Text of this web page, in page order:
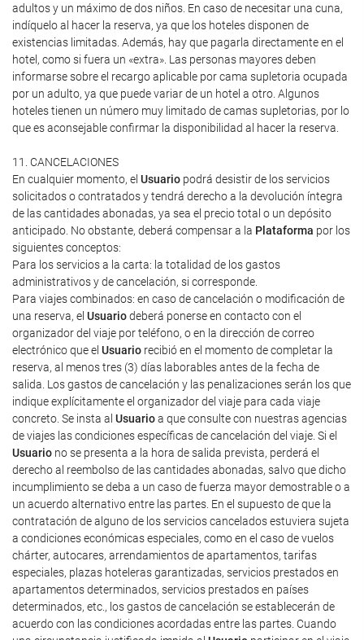
adultos y un máximo de dos niños. En caso de necesitar una cuna,
indíquelo al hacer la reserva, ya que los hoteles disponen de
existencias limitadas. Además, hay que pagarla directamente en el
hotel, como si fuera un «extra». Las personas mayores deben
informarse sobre el recargo aplicable por cama supletoria ocupada
por un adulto, ya que puede variar de un hotel a otro. Algunos
hoteles tienen un número muy limitado de camas supletorias, por lo
que es aconsejable confirmar la disponibilidad al hacer la reserva.
11. CANCELACIONES
En cualquier momento, el Usuario podrá desistir de los servicios
solicitados o contratados y tendrá derecho a la devolución íntegra
de las cantidades abonadas, ya sea el precio total o un depósito
anticipado. No obstante, deberá compensar a la Plataforma por los
siguientes conceptos:
Para los servicios a la carta: la totalidad de los gastos
administrativos y de cancelación, si corresponde.
Para viajes combinados: en caso de cancelación o modificación de
una reserva, el Usuariodeberá ponerse en contacto con el
organizador del viaje por teléfono, o en la dirección de correo
electrónico que el Usuario recibió en el momento de completar la
reserva, al menos tres (3) días laborables antes de la fecha de
salida. Los gastos de cancelación y las penalizaciones serán los que
indique explícitamente el organizador del viaje para cada viaje
concreto. Se insta al Usuarioa que consulte con nuestras agencias
de viajes las condiciones específicas de cancelación del viaje. Si el
Usuario no se presenta a la hora de salida prevista, perderá el
derecho al reembolso de las cantidades abonadas, salvo que dicho
incumplimiento se deba a un caso de fuerza mayor demostrable o a
un acuerdo alternativo entre las partes. En el supuesto de que la
contratación de alguno de los servicios cancelados estuviera sujeta
a condiciones económicas especiales, como en el caso de vuelos
chárter, autocares, arrendamientos de apartamentos, tarifas
especiales, plazas hoteleras garantizadas, servicios prestados en
apartamentos determinados, servicios prestados en países
determinados, etc., los gastos de cancelación se establecerán de
acuerdo con las condiciones acordadas entre las partes. Cuando